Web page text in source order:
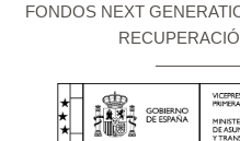
FONDOS NEXT